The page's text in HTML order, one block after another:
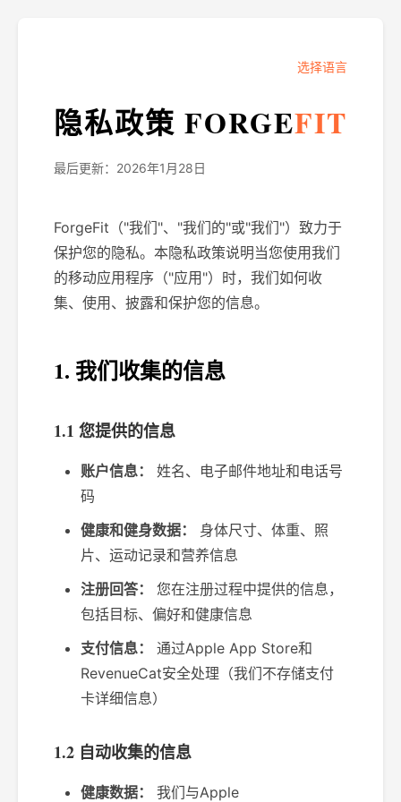
选择语言
隐私政策 FORGEFIT
最后更新：2026年1月28日
ForgeFit（"我们"、"我们的"或"我们"）致力于
保护您的隐私。本隐私政策说明当您使用我们
的移动应用程序（"应用"）时，我们如何收
集、使用、披露和保护您的信息。
1. 我们收集的信息
1.1 您提供的信息
账户信息：
姓名、电子邮件地址和电话号
码
健康和健身数据：
身体尺寸、体重、照
片、运动记录和营养信息
注册回答：
您在注册过程中提供的信息，
包括目标、偏好和健康信息
支付信息：
通过Apple App Store和
RevenueCat安全处理（我们不存储支付
卡详细信息）
1.2 自动收集的信息
健康数据：
我们与Apple